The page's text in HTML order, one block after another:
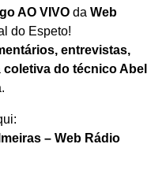
AO VIVO da Web
do Espeto!
entrevistas,
coletiva do técnico Abel
– Web Rádio